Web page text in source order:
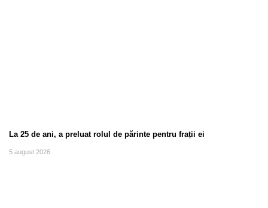
La 25 de ani, a preluat rolul de părinte pentru frații ei
5 august 2026